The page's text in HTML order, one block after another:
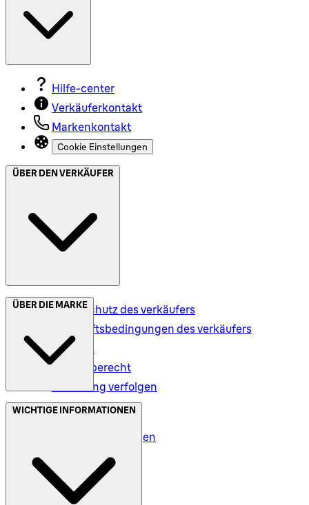
Hilfe-center
Verkäuferkontakt
Markenkontakt
Cookie Einstellungen
ÜBER DEN VERKÄUFER
Datenschutz des verkäufers
Geschäftsbedingungen des verkäufers
Versand
Rückgaberecht
Bestellung verfolgen
ÜBER DIE MARKE
Datenschutz (DE)
Geschäftsbedingungen
Meine Daten (AT)
WICHTIGE INFORMATIONEN